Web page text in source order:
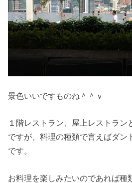
景色いいですものね＾＾ｖ
１階レストラン、屋上レストラン
ですが、料理の種類で言えばダン
です。
お料理を楽しみたいのであれば種